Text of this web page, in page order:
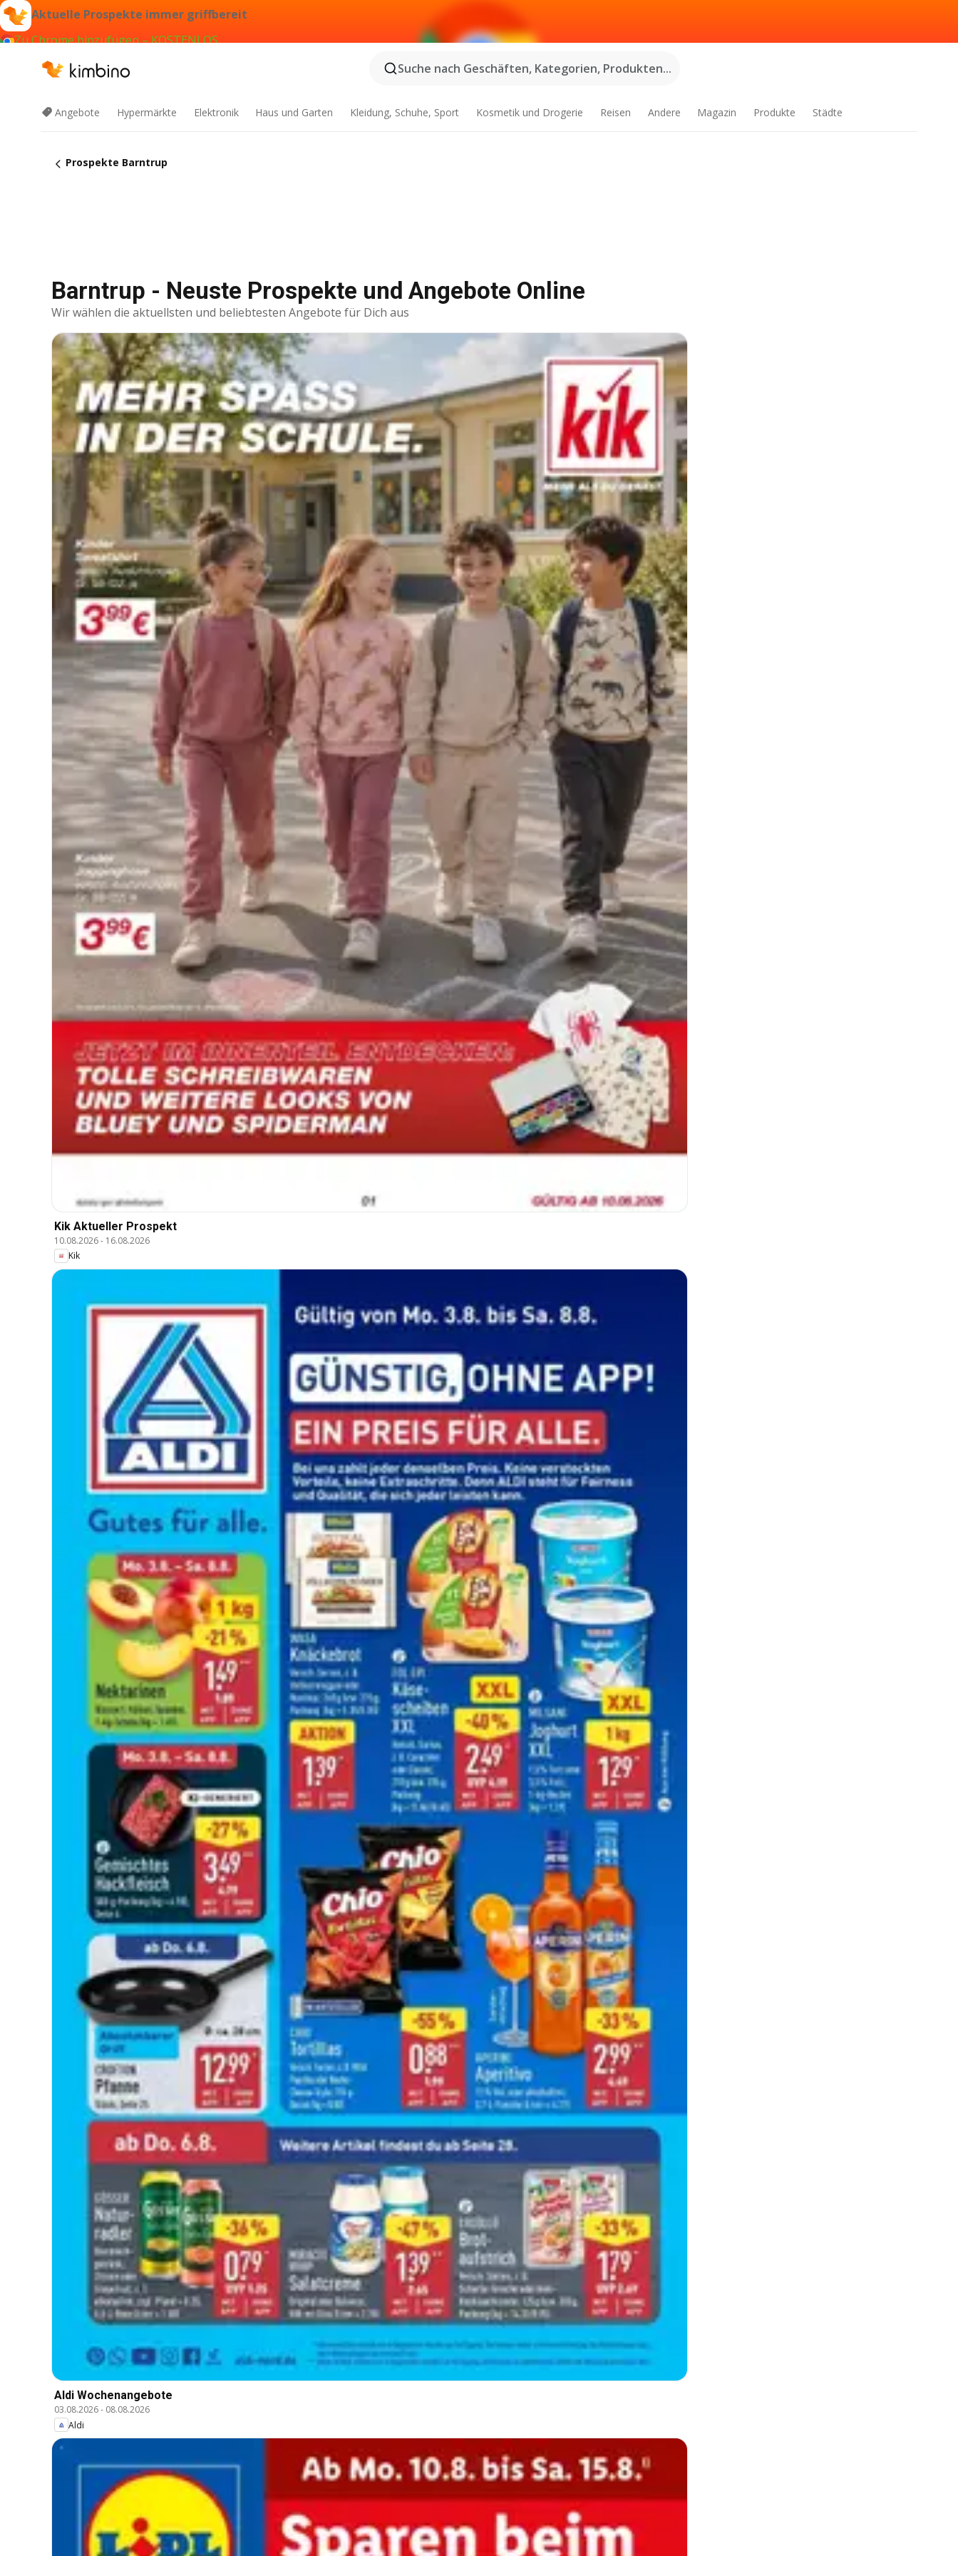
Aktuelle Prospekte immer griffbereit
Zu Chrome hinzufügen – KOSTENLOS
Suche nach Geschäften, Kategorien, Produkten...
Angebote Hypermärkte Elektronik Haus und Garten Kleidung, Schuhe, Sport Kosmetik und Drogerie Reisen Andere Magazin Produkte Städte
Prospekte Barntrup
Barntrup - Neuste Prospekte und Angebote Online
Wir wählen die aktuellsten und beliebtesten Angebote für Dich aus
Kik Aktueller Prospekt
10.08.2026- 16.08.2026
Kik
Aldi Wochenangebote
03.08.2026- 08.08.2026
Aldi